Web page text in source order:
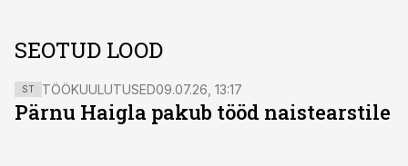
SEOTUD LOOD
ST TÖÖKUULUTUSED09.07.26, 13:17
Pärnu Haigla pakub tööd naistearstile